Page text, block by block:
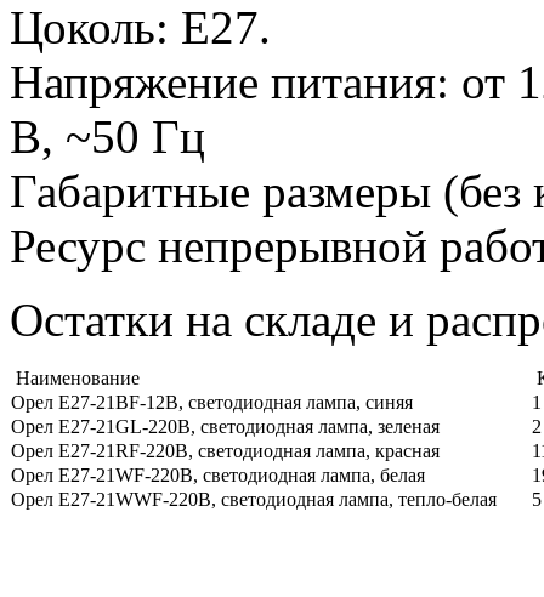
Цоколь: Е27.
Напряжение питания: от
В, ~50 Гц
Габаритные размеры
Ресурс непрерывной
Остатки на складе и
Наименование
Орел E27-21BF-12B, светодиодная лампа, синяя
1
Орел E27-21GL-220B, светодиодная лампа, зеленая
2
Орел E27-21RF-220B, светодиодная лампа, красная
Орел E27-21WF-220B, светодиодная лампа, белая
Орел E27-21WWF-220B, светодиодная лампа, тепло-белая
5